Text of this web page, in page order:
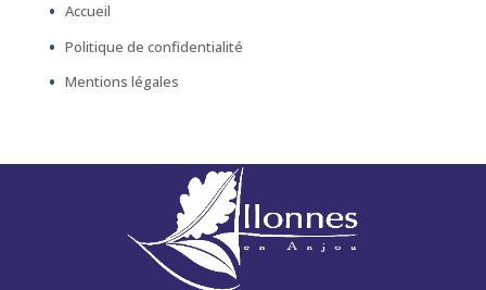
Accueil
Politique de confidentialité
Mentions légales